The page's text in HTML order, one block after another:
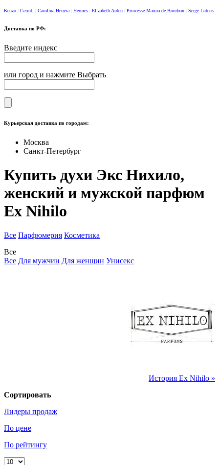
Kenzo Cerruti Carolina Herrera Hermes Elizabeth Arden Princesse Marina de Bourbon Serge Lutens
Доставка по РФ:
Введите индекс
или город и нажмите Выбрать
Курьерская доставка по городам:
Москва
Санкт-Петербург
Купить духи Экс Нихило,
женский и мужской парфюм
Ex Nihilo
Все Парфюмерия Косметика
Все
Все Для мужчин Для женщин Унисекс
История Ex Nihilo »
Сортировать
Лидеры продаж
По цене
По рейтингу